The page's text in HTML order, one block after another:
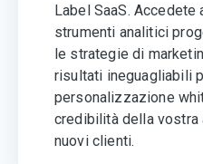
Label SaaS.
strumenti analitici
le strategie di
risultati ineguagliabili
personalizzazione
credibilità della vostra
nuovi clienti.